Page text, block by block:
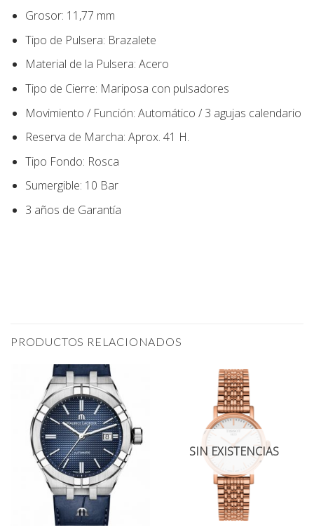
Grosor: 11,77 mm
Tipo de Pulsera: Brazalete
Material de la Pulsera: Acero
Tipo de Cierre: Mariposa con pulsadores
Movimiento / Función: Automático / 3 agujas calendario
Reserva de Marcha: Aprox. 41 H.
Tipo Fondo: Rosca
Sumergible: 10 Bar
3 años de Garantía
PRODUCTOS RELACIONADOS
SIN EXISTENCIAS